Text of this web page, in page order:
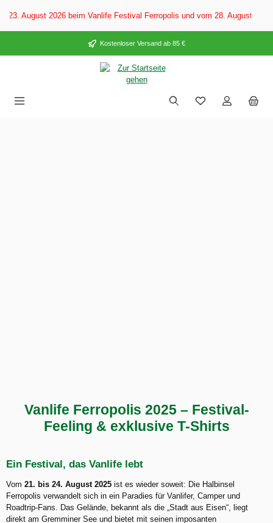
springen
2026 beim Vanlife Festival Ferropolis und vom 28. August–6.
Kostenloser Versand ab 85 €
Vanlife Ferropolis 2025 – Festival-
Feeling & exklusive T-Shirts
Ein Festival, das Vanlife lebt
Vom 21. bis 24. August 2025 ist es wieder soweit: Die Halbinsel
Ferropolis verwandelt sich in ein Paradies für Vanlifer, Camper und
Roadtrip-Fans. Das Gelände, bekannt als die „Stadt aus Eisen“, liegt
direkt am Gremminer See und bietet mit seinen imposanten